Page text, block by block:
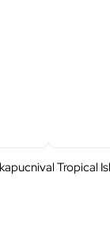
Tropical